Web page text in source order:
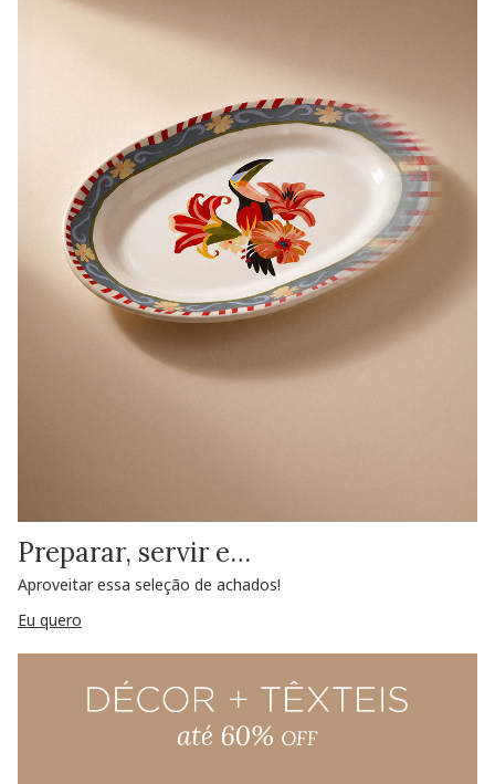
Preparar, servir e…
Aproveitar essa seleção de achados!
Eu quero